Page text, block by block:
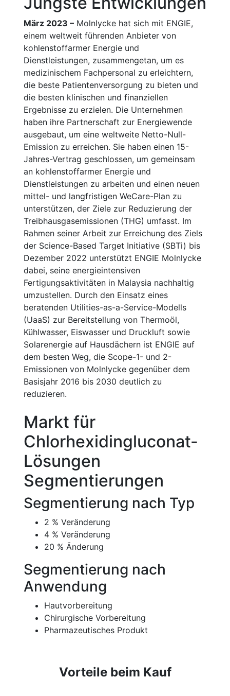
März 2023 – Molnlycke hat sich mit ENGIE,
einem weltweit führenden Anbieter von
kohlenstoffarmer Energie und
Dienstleistungen, zusammengetan, um es
medizinischem Fachpersonal zu erleichtern,
die beste Patientenversorgung zu bieten und
die besten klinischen und finanziellen
Ergebnisse zu erzielen. Die Unternehmen
haben ihre Partnerschaft zur Energiewende
ausgebaut, um eine weltweite Netto-Null-
Emission zu erreichen. Sie haben einen 15-
Jahres-Vertrag geschlossen, um gemeinsam
an kohlenstoffarmer Energie und
Dienstleistungen zu arbeiten und einen neuen
mittel- und langfristigen WeCare-Plan zu
unterstützen, der Ziele zur Reduzierung der
Treibhausgasemissionen (THG) umfasst. Im
Rahmen seiner Arbeit zur Erreichung des Ziels
der Science-Based Target Initiative (SBTi) bis
Dezember 2022 unterstützt ENGIE Molnlycke
dabei, seine energieintensiven
Fertigungsaktivitäten in Malaysia nachhaltig
umzustellen. Durch den Einsatz eines
beratenden Utilities-as-a-Service-Modells
(UaaS) zur Bereitstellung von Thermoöl,
Kühlwasser, Eiswasser und Druckluft sowie
Solarenergie auf Hausdächern ist ENGIE auf
dem besten Weg, die Scope-1- und 2-
Emissionen von Molnlycke gegenüber dem
Basisjahr 2016 bis 2030 deutlich zu
reduzieren.
Markt für
Chlorhexidingluconat-
Lösungen
Segmentierungen
Segmentierung nach Typ
2 % Veränderung
4 % Veränderung
20 % Änderung
Segmentierung nach
Anwendung
Hautvorbereitung
Chirurgische Vorbereitung
Pharmazeutisches Produkt
Vorteile beim Kauf